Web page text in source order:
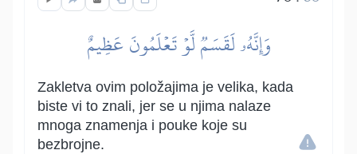
وَإِنَّهُۥ لَقَسَمٞ لَّوۡ تَعۡلَمُونَ عَظِيمٌ
Zakletva ovim položajima je velika, kada
biste vi to znali, jer se u njima nalaze
mnoga znamenja i pouke koje su
bezbrojne.